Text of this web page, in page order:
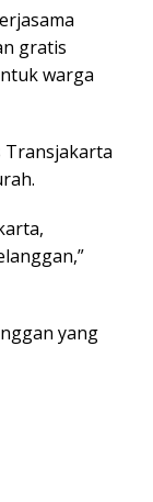
gratis
warga
Transjakarta
yang